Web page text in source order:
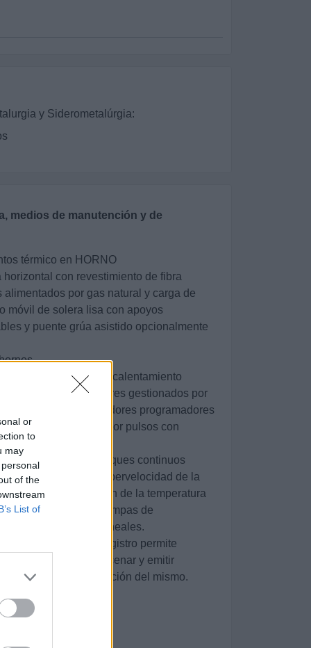
or
to
may
of the
List of
y Siderometalúrgia:
medios de manutención y de
térmico en HORNO
con revestimiento de fibra
alimentados por gas natural y carga de
móvil de solera lisa con apoyos
y puente grúa asistido opcionalmente
posee dos zonas de calentamiento
de quemadores gestionados por
co dos reguladores programadores
una combustión por pulsos con
o manual.
a través de arranques continuos
junto con la hipervelocidad de la
distribución de la temperatura
así como unas rampas de
controladas y lineales.
sistema de registro permite
gestionar, almacenar y emitir
tratamiento y la evolución del mismo.
1.100 ºC